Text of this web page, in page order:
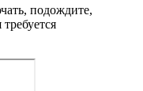
подождите,